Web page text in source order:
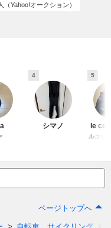
（Yahoo!オークション）
4
シマノ
5
le
ルコッ
ページトップへ